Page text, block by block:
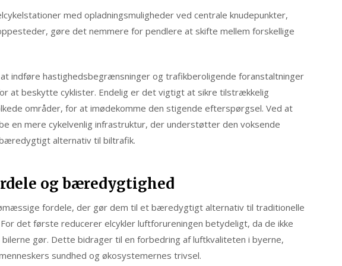
med opladningsmuligheder ved centrale knudepunkter,
gøre det nemmere for pendlere at skifte mellem forskellige
indføre hastighedsbegrænsninger og trafikberoligende foranstaltninger
at beskytte cyklister. Endelig er det vigtigt at sikre tilstrækkelig
områder, for at imødekomme den stigende efterspørgsel. Ved at
en mere cykelvenlig infrastruktur, der understøtter den voksende
alternativ til biltrafik.
og bæredygtighed
fordele, der gør dem til et bæredygtigt alternativ til traditionelle
det første reducerer elcykler luftforureningen betydeligt, da de ikke
gør. Dette bidrager til en forbedring af luftkvaliteten i byerne,
sundhed og økosystemernes trivsel.